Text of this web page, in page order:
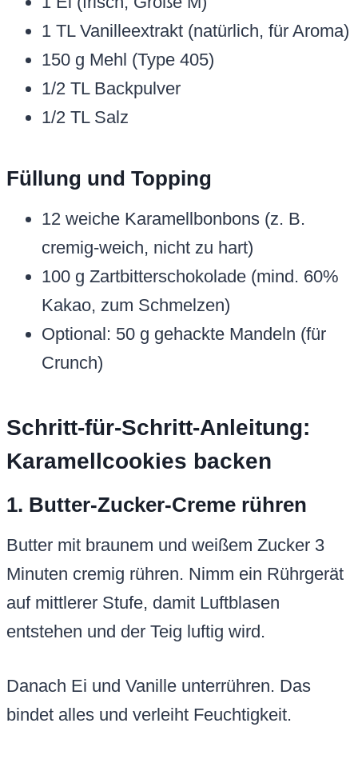
1 TL Vanilleextrakt (natürlich, für Aroma)
150 g Mehl (Type 405)
1/2 TL Backpulver
1/2 TL Salz
Füllung und Topping
12 weiche Karamellbonbons (z. B.
cremig-weich, nicht zu hart)
100 g Zartbitterschokolade (mind. 60%
Kakao, zum Schmelzen)
Optional: 50 g gehackte Mandeln (für
Crunch)
Schritt-für-Schritt-Anleitung:
Karamellcookies backen
1. Butter-Zucker-Creme rühren
Butter mit braunem und weißem Zucker 3
Minuten cremig rühren. Nimm ein Rührgerät
auf mittlerer Stufe, damit Luftblasen
entstehen und der Teig luftig wird.
Danach Ei und Vanille unterrühren. Das
bindet alles und verleiht Feuchtigkeit.